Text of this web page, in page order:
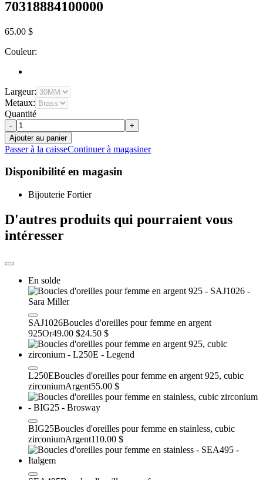
70318884100000
65.00 $
Couleur:
Largeur:
Metaux:
Quantité
-
+
Ajouter au panier
Passer à la caisseContinuer à magasiner
Disponibilité en magasin
Bijouterie Fortier
D'autres produits qui pourraient vous
intéresser
En solde
SAJ1026Boucles d'oreilles pour femme en argent
925Or49.00 $24.50 $
L250EBoucles d'oreilles pour femme en argent 925, cubic
zirconiumArgent55.00 $
BIG25Boucles d'oreilles pour femme en stainless, cubic
zirconiumArgent110.00 $